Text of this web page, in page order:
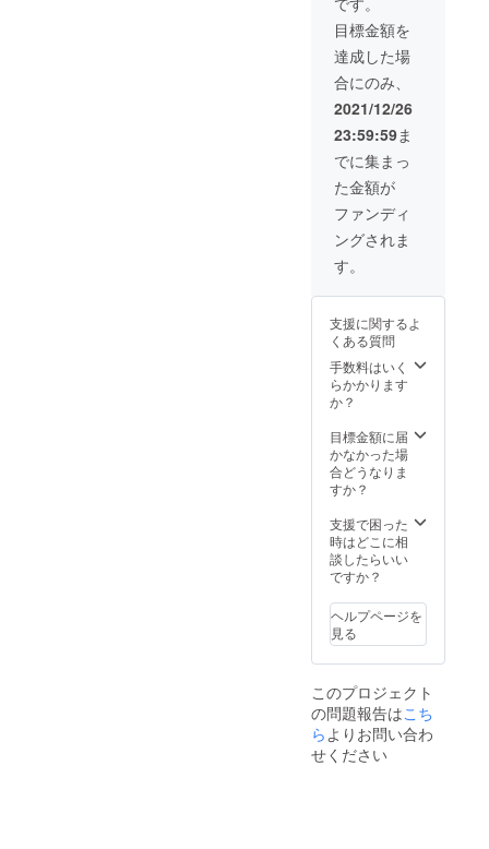
※税込価
格で
す。 ※
送料700
円を含
んだ金
額で
す。 ※
一般販
売価格
は税込
8,800円
+送料
ており
※お届け
は3月後
半〜4月
上旬を
予定し
ます。
目標金額を
達成した場
合にのみ、
2021/12/26
23:59:59ま
でに集まっ
た金額が
ファンディ
ングされま
す。
支援に関するよ
くある質問
手数料はいく
らかかります
か？
目標金額に届
かなかった場
合どうなりま
すか？
支援で困った
時はどこに相
談したらいい
ですか？
ヘルプページを
見る
このプロジェクト
の問題報告はこち
ら よりお問い合わ
せください